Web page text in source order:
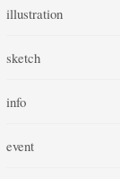
illustration
sketch
info
event